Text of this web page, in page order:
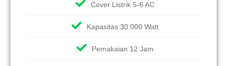
Cover Listrik 5-6 AC
Kapasitas 30.000 Watt
Pemakaian 12 Jam